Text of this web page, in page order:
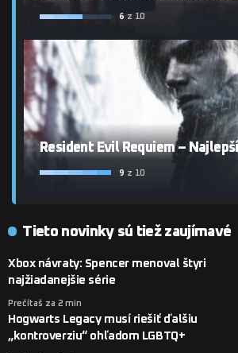
6 z 10
Resident Evil Requiem –
9 z 10
Tieto novinky sú tiež zaujímavé
Xbox návraty: Spencer menoval štyri
najžiadanejšie série
Prečítaš za 2 min
Hogwarts Legacy musí riešiť ďalšiu
„kontroverziu“ ohľadom LGBTQ+